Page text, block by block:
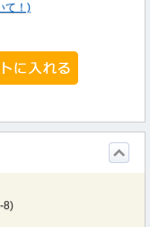
て！)
8)